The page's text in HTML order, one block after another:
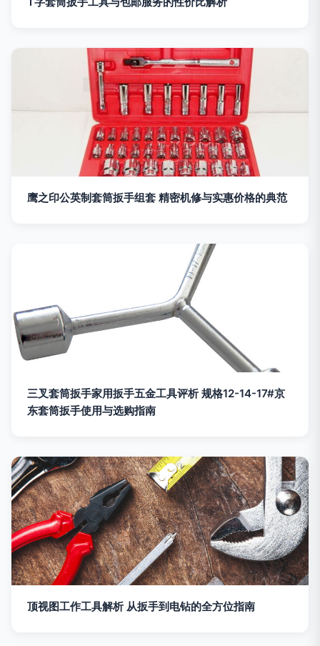
鹰之印公英制套筒扳手组套 精密机修与实惠价格的典范
三叉套筒扳手家用扳手五金工具评析 规格12-14-17#京
东套筒扳手使用与选购指南
顶视图工作工具解析 从扳手到电钻的全方位指南